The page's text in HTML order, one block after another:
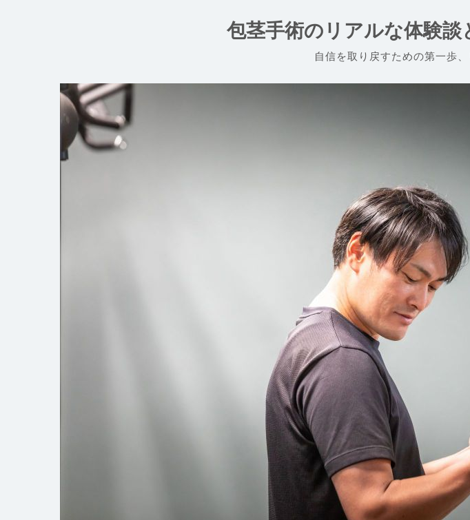
包茎手術のリアルな体験
自信を取り戻すための第一歩